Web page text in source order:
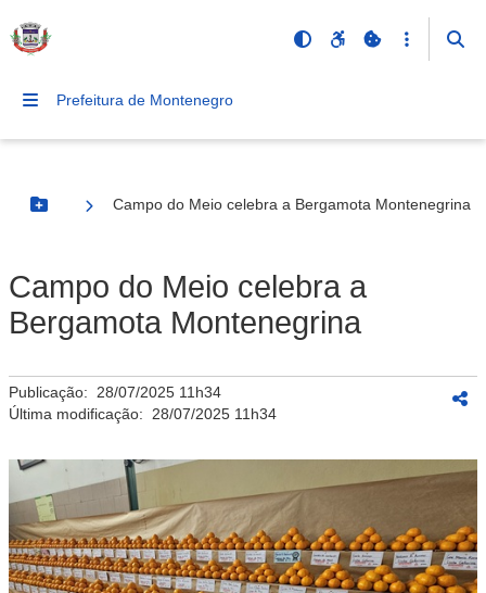
Prefeitura de Montenegro
Botão Menu
Campo do Meio celebra a Bergamota Montenegrina
Campo do Meio celebra a
Bergamota Montenegrina
Publicação: 28/07/2025 11h34
Última modificação: 28/07/2025 11h34